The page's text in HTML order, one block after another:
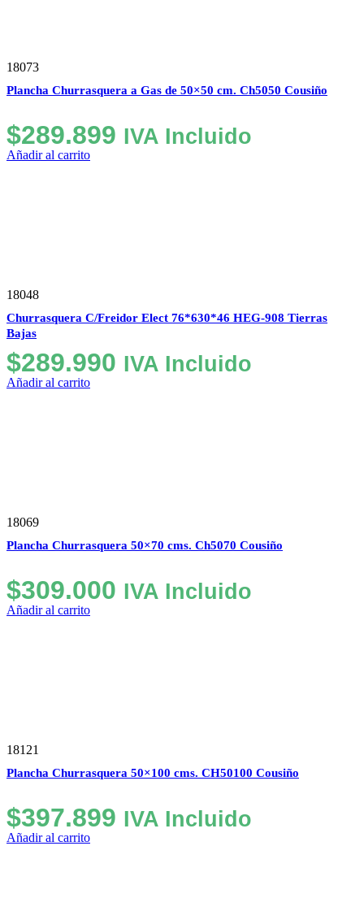
18073
Plancha Churrasquera a Gas de 50×50 cm. Ch5050 Cousiño
$289.899 IVA Incluido
Añadir al carrito
18048
Churrasquera C/Freidor Elect 76*630*46 HEG-908 Tierras
Bajas
$289.990 IVA Incluido
Añadir al carrito
18069
Plancha Churrasquera 50×70 cms. Ch5070 Cousiño
$309.000 IVA Incluido
Añadir al carrito
18121
Plancha Churrasquera 50×100 cms. CH50100 Cousiño
$397.899 IVA Incluido
Añadir al carrito